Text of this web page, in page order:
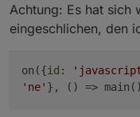
Achtung: Es hat sich
eingeschlichen, den
on({id :
'ne' }, () =>